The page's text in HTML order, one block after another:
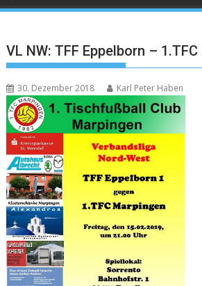
VL NW: TFF Eppelborn –
30. Dezember 2018 Karl Peter Haben